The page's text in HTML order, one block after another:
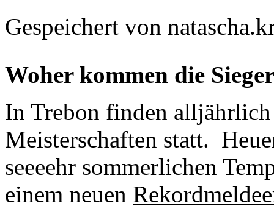
Gespeichert von
Woher kommen die
In Trebon finden alljährlich
Meisterschaften statt.
seeeehr sommerlichen
einem neuen